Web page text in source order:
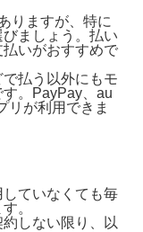
りますが、特に
ましょう。払い
いがおすすめで
払う以外にもモ
。PayPay、au
リが利用できま
していなくても毎
。
しない限り、以